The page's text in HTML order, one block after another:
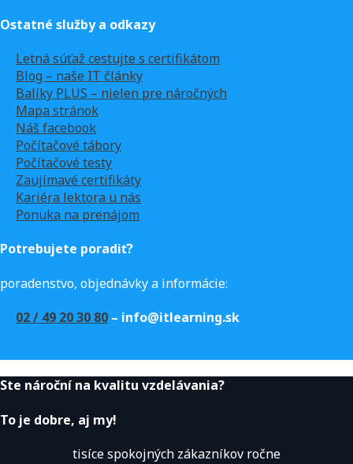
Ostatné služby a odkazy
Letná súťaž cestujte s certifikátom
Blog – naše IT články
Balíky PLUS – nielen pre náročných
Mapa stránok
Náš facebook
Počítačové tábory
Počítačové testy
Zaujímavé certifikáty
Kariéra lektora u nás
Ponuka na prenájom
Potrebujete poradiť?
poradenstvo, objednávky a informácie:
02 / 49 20 30 80 – info@itlearning.sk
Ste nároční na kvalitu vzdelávania?
To je dobre, aj my!
tisíce spokojných zákazníkov ročne